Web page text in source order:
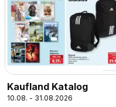
Kaufland Katalog
10.08. - 31.08.2026